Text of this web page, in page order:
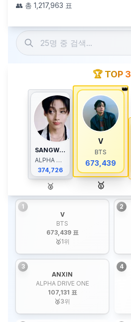
👥 총 1,217,963 표
🏆 TOP 3
SANGWON
ALPHA DRIVE ONE
374,726
🥈
👑
V
BTS
673,439
🥇
1
V
BTS
673,439 표
🥇1위
2
3
ANXIN
ALPHA DRIVE ONE
107,131 표
🥉3위
4